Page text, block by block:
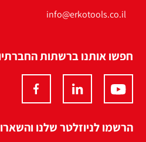
info@erkotools.co.il
חפשו אותנו ברשתות
הרשמו לניוזלטר שלנו